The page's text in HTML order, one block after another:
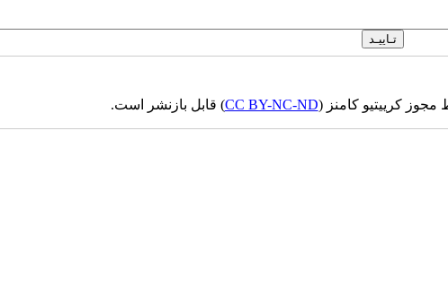
مجوز کرییتیو کامنز (CC BY-NC-ND) قابل بازنشر است.